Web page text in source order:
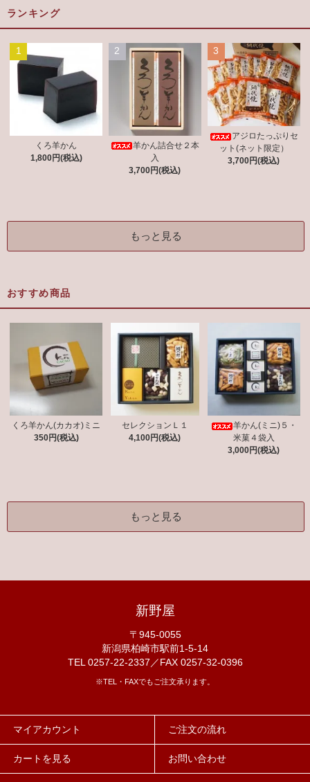
ランキング
1
くろ羊かん
1,800円(税込)
2
羊かん詰合せ２本
入
3,700円(税込)
3
アジロたっぷりセ
ット(ネット限定）
3,700円(税込)
もっと見る
おすすめ商品
くろ羊かん(カカオ)ミニ
350円(税込)
セレクションＬ１
4,100円(税込)
羊かん(ミニ)５・
米菓４袋入
3,000円(税込)
もっと見る
新野屋
〒945-0055
新潟県柏崎市駅前1-5-14
TEL 0257-22-2337／FAX 0257-32-0396
※TEL・FAXでもご注文承ります。
マイアカウント ご注文の流れ
カートを見る お問い合わせ